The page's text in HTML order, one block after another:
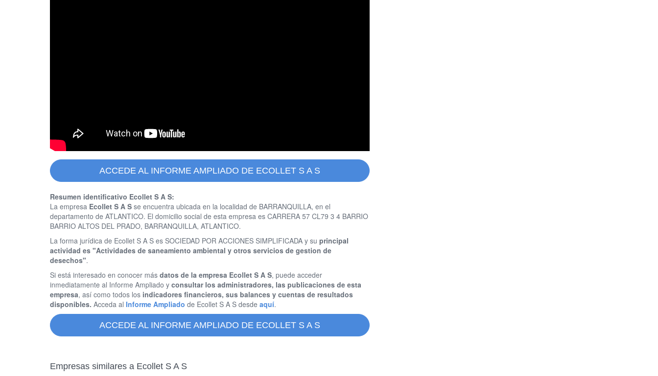
ACCEDE AL INFORME AMPLIADO DE ECOLLET S A S
Resumen identificativo Ecollet S A S:
La empresa Ecollet S A S se encuentra ubicada en la localidad de BARRANQUILLA, en el
departamento de ATLANTICO. El domicilio social de esta empresa es CARRERA 57 CL79 3 4 BARRIO
BARRIO ALTOS DEL PRADO, BARRANQUILLA, ATLANTICO.
La forma jurídica de Ecollet S A S es SOCIEDAD POR ACCIONES SIMPLIFICADA y su principal
actividad es "Actividades de saneamiento ambiental y otros servicios de gestion de
desechos".
Si está interesado en conocer más datos de la empresa Ecollet S A S, puede acceder
inmediatamente al Informe Ampliado y consultar los administradores, las publicaciones de esta
empresa, así como todos los indicadores financieros, sus balances y cuentas de resultados
disponibles. Acceda al Informe Ampliado de Ecollet S A S desde aquí.
ACCEDE AL INFORME AMPLIADO DE ECOLLET S A S
Empresas similares a Ecollet S A S